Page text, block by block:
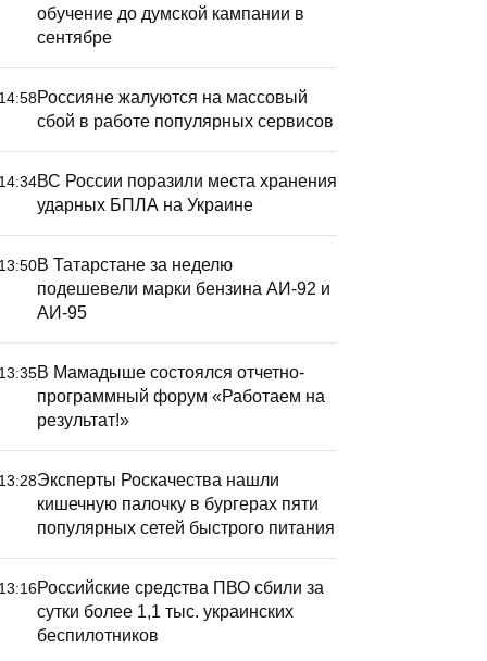
обучение до думской кампании в
сентябре
14:58Россияне жалуются на массовый
сбой в работе популярных сервисов
14:34ВС России поразили места хранения
ударных БПЛА на Украине
13:50В Татарстане за неделю
подешевели марки бензина АИ-92 и
АИ-95
13:35В Мамадыше состоялся отчетно-
программный форум «Работаем на
результат!»
13:28Эксперты Роскачества нашли
кишечную палочку в бургерах пяти
популярных сетей быстрого питания
13:16Российские средства ПВО сбили за
сутки более 1,1 тыс. украинских
беспилотников